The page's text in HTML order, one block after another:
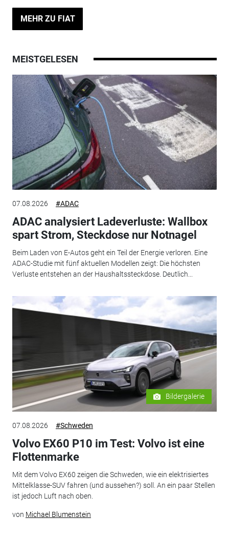
MEHR ZU FIAT
MEISTGELESEN
07.08.2026 #ADAC
ADAC analysiert Ladeverluste: Wallbox
spart Strom, Steckdose nur Notnagel
Beim Laden von E-Autos geht ein Teil der Energie verloren. Eine
ADAC-Studie mit fünf aktuellen Modellen zeigt: Die höchsten
Verluste entstehen an der Haushaltssteckdose. Deutlich...
Bildergalerie
07.08.2026 #Schweden
Volvo EX60 P10 im Test: Volvo ist eine
Flottenmarke
Mit dem Volvo EX60 zeigen die Schweden, wie ein elektrisiertes
Mittelklasse-SUV fahren (und aussehen?) soll. An ein paar Stellen
ist jedoch Luft nach oben.
von Michael Blumenstein